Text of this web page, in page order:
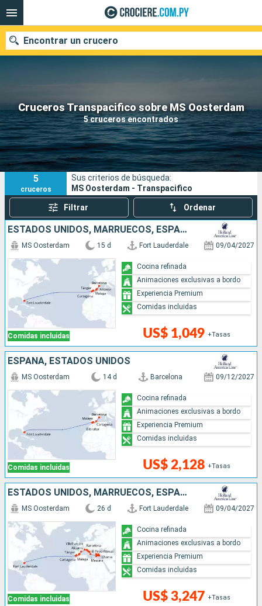
Cruceros Transpacifico sobre MS Oosterdam
5 cruceros encontrados
Encontrar un crucero
Nuestros destinos
Fecha de salida
Puertos Compañías
Buscar
5
cruceros
Sus criterios de búsqueda:
MS Oosterdam - Transpacifico
Filtrar Ordenar
ESTADOS UNIDOS, MARRUECOS, ESPAÑA
Comidas incluidas
MS Oosterdam 15 d Fort Lauderdale 09/04/2027
US$ 1,049 +Tasas
Cocina refinada
Animaciones exclusivas a bordo
Experiencia Premium
Comidas incluidas
ESPAÑA, ESTADOS UNIDOS
Comidas incluidas
MS Oosterdam 14 d Barcelona 09/12/2027
US$ 2,128 +Tasas
Cocina refinada
Animaciones exclusivas a bordo
Experiencia Premium
Comidas incluidas
ESTADOS UNIDOS, MARRUECOS, ESPAÑA, FRANCIA, ITALIA, GRECIA, TURQUÍA
Comidas incluidas
MS Oosterdam 26 d Fort Lauderdale 09/04/2027
US$ 3,247 +Tasas
Cocina refinada
Animaciones exclusivas a bordo
Experiencia Premium
Comidas incluidas